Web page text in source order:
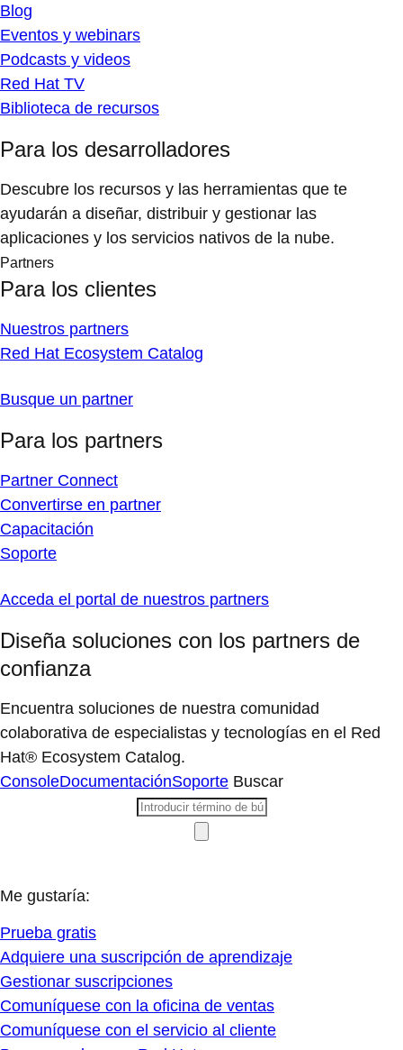
Blog
Eventos y webinars
Podcasts y videos
Red Hat TV
Biblioteca de recursos
Para los desarrolladores
Descubre los recursos y las herramientas que te
ayudarán a diseñar, distribuir y gestionar las
aplicaciones y los servicios nativos de la nube.
Partners
Para los clientes
Nuestros partners
Red Hat Ecosystem Catalog
Busque un partner
Para los partners
Partner Connect
Convertirse en partner
Capacitación
Soporte
Acceda el portal de nuestros partners
Diseña soluciones con los partners de
confianza
Encuentra soluciones de nuestra comunidad
colaborativa de especialistas y tecnologías en el Red
Hat® Ecosystem Catalog.
ConsoleDocumentaciónSoporte Buscar
Me gustaría:
Prueba gratis
Adquiere una suscripción de aprendizaje
Gestionar suscripciones
Comuníquese con la oficina de ventas
Comuníquese con el servicio al cliente